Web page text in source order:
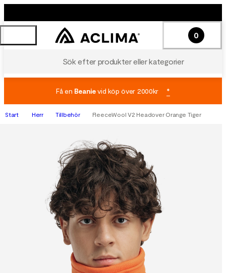
Sök efter produkter eller kategorier
0
Få en Beanievid köp över 2000kr *
Start Herr Tillbehör FleeceWool V2 Headover Orange Tiger